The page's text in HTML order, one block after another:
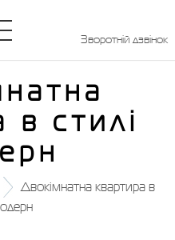
Зворотній дзвінок
в стилі
Двокімнатна квартира в